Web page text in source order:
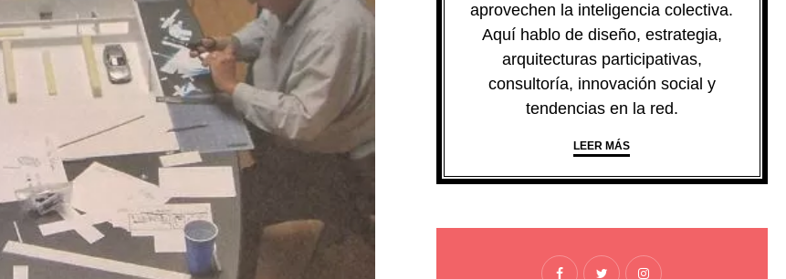
aprovechen la inteligencia colectiva.
Aquí hablo de diseño, estrategia,
arquitecturas participativas,
consultoría, innovación social y
tendencias en la red.
LEER MÁS